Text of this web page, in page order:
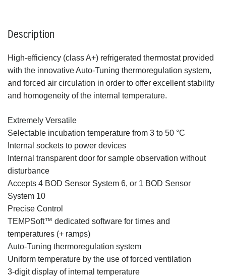
Description
High-efficiency (class A+) refrigerated thermostat provided
with the innovative Auto-Tuning thermoregulation system,
and forced air circulation in order to offer excellent stability
and homogeneity of the internal temperature.
Extremely Versatile
Selectable incubation temperature from 3 to 50 °C
Internal sockets to power devices
Internal transparent door for sample observation without
disturbance
Accepts 4 BOD Sensor System 6, or 1 BOD Sensor
System 10
Precise Control
TEMPSoft™ dedicated software for times and
temperatures (+ ramps)
Auto-Tuning thermoregulation system
Uniform temperature by the use of forced ventilation
3-digit display of internal temperature